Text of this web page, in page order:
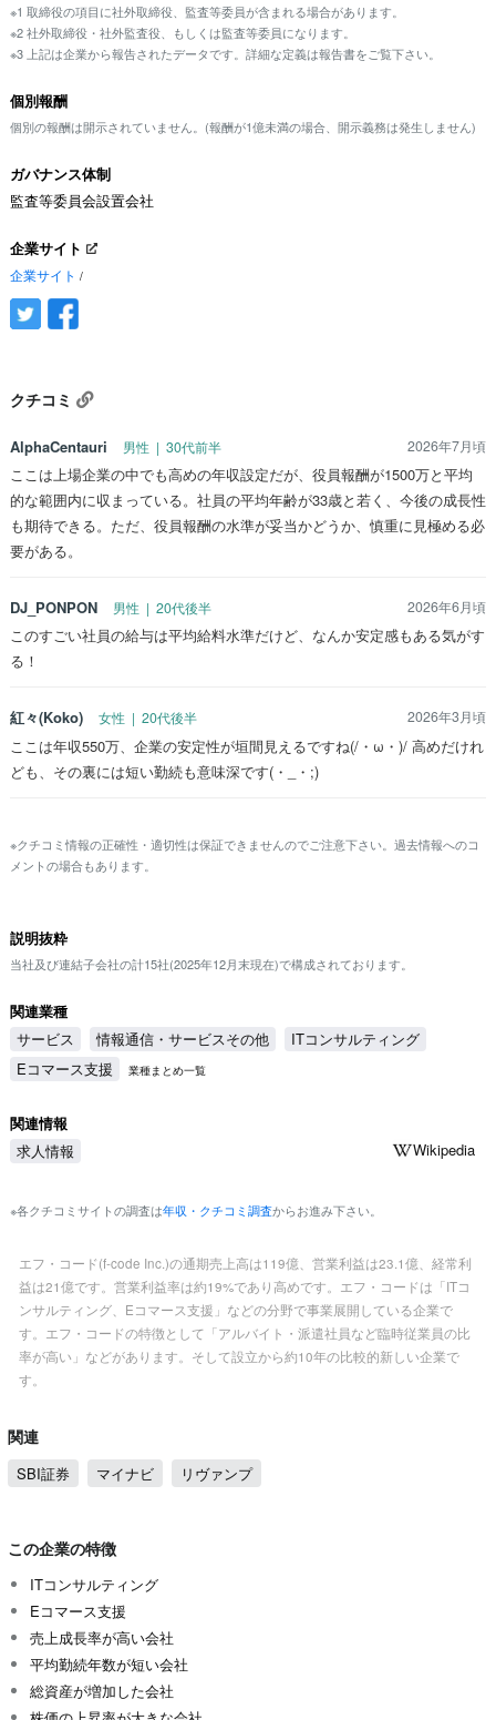
※1 取締役の項目に社外取締役、監査等委員が含まれる場合があります。
※2 社外取締役・社外監査役、もしくは監査等委員になります。
※3 上記は企業から報告されたデータです。詳細な定義は報告書をご覧下さい。
個別報酬
個別の報酬は開示されていません。(報酬が1億未満の場合、開示義務は発生しません)
ガバナンス体制
監査等委員会設置会社
企業サイト
企業サイト /
クチコミ
AlphaCentauri 男性 | 30代前半 2026年7月頃
ここは上場企業の中でも高めの年収設定だが、役員報酬が1500万と平均
的な範囲内に収まっている。社員の平均年齢が33歳と若く、今後の成長性
も期待できる。ただ、役員報酬の水準が妥当かどうか、慎重に見極める必
要がある。
DJ_PONPON 男性 | 20代後半 2026年6月頃
このすごい社員の給与は平均給料水準だけど、なんか安定感もある気がす
る！
紅々(Koko) 女性 | 20代後半 2026年3月頃
ここは年収550万、企業の安定性が垣間見えるですね(/・ω・)/ 高めだけれ
ども、その裏には短い勤続も意味深です(・_・;)
※クチコミ情報の正確性・適切性は保証できませんのでご注意下さい。過去情報へのコ
メントの場合もあります。
説明抜粋
当社及び連結子会社の計15社(2025年12月末現在)で構成されております。
関連業種
サービス
情報通信・サービスその他
ITコンサルティング
Eコマース支援
業種まとめ一覧
関連情報
求人情報
Wikipedia
※各クチコミサイトの調査は年収・クチコミ調査からお進み下さい。
エフ・コード(f-code Inc.)の通期売上高は119億、営業利益は23.1億、経常利
益は21億です。営業利益率は約19%であり高めです。エフ・コードは「ITコ
ンサルティング、Eコマース支援」などの分野で事業展開している企業で
す。エフ・コードの特徴として「アルバイト・派遣社員など臨時従業員の比
率が高い」などがあります。そして設立から約10年の比較的新しい企業で
す。
関連
SBI証券 マイナビ リヴァンプ
この企業の特徴
ITコンサルティング
Eコマース支援
売上成長率が高い会社
平均勤続年数が短い会社
総資産が増加した会社